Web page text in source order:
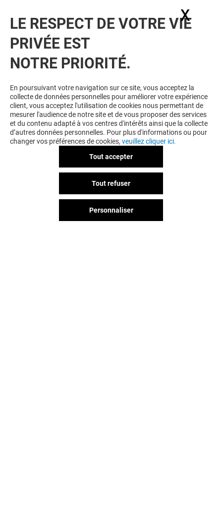
VOUS EN VOULEZ PLUS ? VOUS
AIMEREZ PEUT-ÊTRE
LE RESPECT DE VOTRE VIE
PRIVÉE EST
NOTRE PRIORITÉ.
En poursuivant votre navigation sur ce site, vous acceptez la
collecte de données personnelles pour améliorer votre expérience
client, vous acceptez l'utilisation de cookies nous permettant de
mesurer l'audience de notre site et de vous proposer des services
et du contenu adapté à vos centres d'intérêts ainsi que la collecte
d’autres données personnelles. Pour plus d'informations ou pour
changer vos préférences de cookies, veuillez cliquer ici.
Tout accepter
Tout refuser
Personnaliser
X